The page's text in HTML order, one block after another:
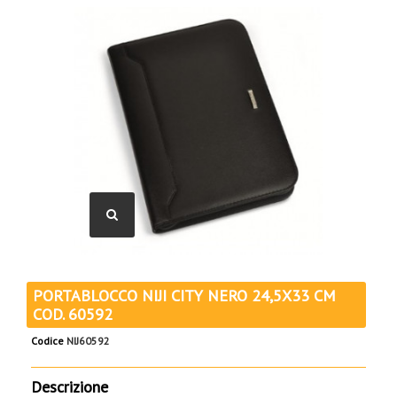
PORTABLOCCO NIJI CITY NERO 24,5X33 CM
COD. 60592
Codice NIJ60592
Descrizione